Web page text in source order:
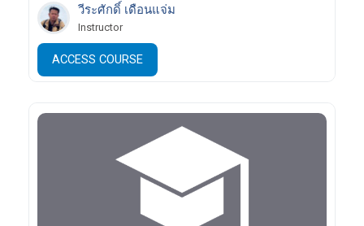
วีระศักดิ์ เดือนแจ่ม
Instructor
ACCESS COURSE